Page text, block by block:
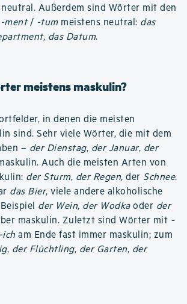
Außerdem sind Wörter mit den
-ment/ -tummeistens neutral: das
, das Datum.
meistens maskulin?
in denen die meisten
sind. Sehr viele Wörter, die mit dem
– der Dienstag, der Januar, der
Auch die meisten Arten von
der Sturm, der Regen, der Schnee.
das Bier, viele andere alkoholische
der Wein, der Wodkaoder der
maskulin. Zuletzt sind Wörter mit -
-ich am Ende fast immer maskulin; zum
, der Flüchtling, der Garten, der